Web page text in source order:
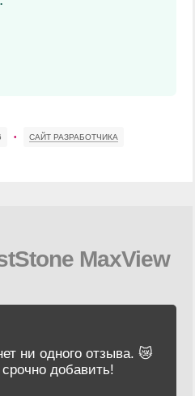
• САЙТ РАЗРАБОТЧИКА
MaxView
ни одного отзыва. 😿
срочно добавить!